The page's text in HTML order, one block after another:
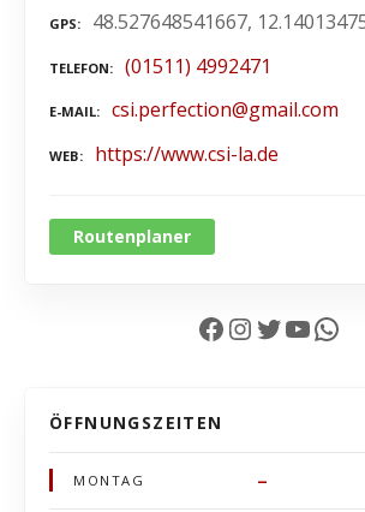
GPS 48.527648541667,
TELEFON (01511) 4992471
E-MAIL csi.perfection@gmail.com
WEB https://www.csi-la.de
Routenplaner
Facebook InstagramTwitter YouTube WhatsApp
ÖFFNUNGSZEITEN
MONTAG –